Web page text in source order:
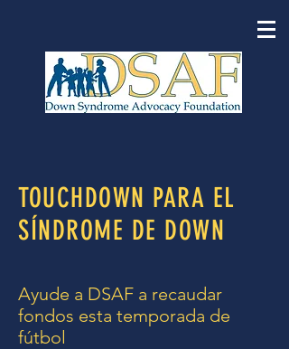
TOUCHDOWN PARA EL
SÍNDROME DE DOWN
Ayude a DSAF a recaudar
fondos esta temporada de
fútbol